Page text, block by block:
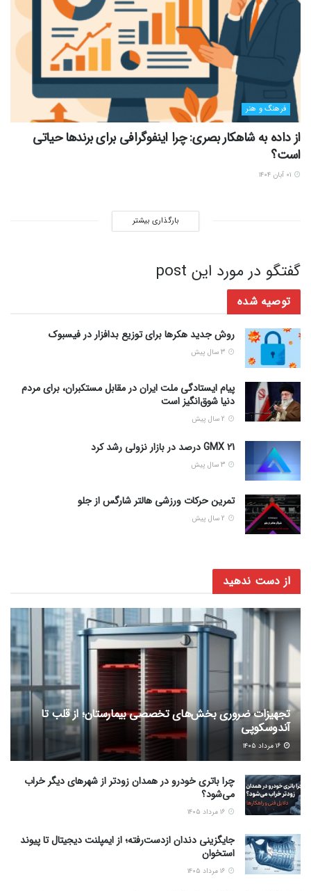
فرهنگ و هنر
از داده به شاهکار بصری: چرا اینفوگرافی برای برندها حیاتی
است؟
بارگذاری بیشتر
گفتگو در مورد این post
توصیه شده
روش جدید هکرها برای توزیع بدافزار در فیسبوک
پیام ایستادگی ملت ایران در مقابل مستکبران، برای مردم
دنیا شوق‌انگیز است
GMX 21 درصد در بازار نزولی رشد کرد
تمرین حرکات ورزشی هالتر شارگس از جلو
از دست ندهید
تجهیزات ضروری بخش‌های تخصصی بیمارستان؛ از قلب تا
آندوسکوپی
چرا باتری خودرو در همدان زودتر از شهرهای دیگر خراب
می‌شود؟
جایگزینی دندان ازدست‌رفته؛ از ایمپلنت دیجیتال تا پیوند
استخوان